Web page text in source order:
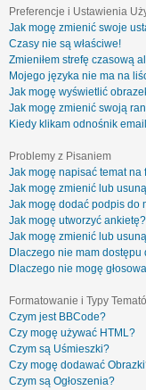
Preferencje i Ustawienia
Jak mogę zmienić swoje
Czasy nie są właściwe!
Zmieniłem strefę czasową
Mojego języka nie ma na
Jak mogę wyświetlić
Jak mogę zmienić swoją
Kiedy klikam odnośnik
Problemy z Pisaniem
Jak mogę napisać temat na
Jak mogę zmienić lub
Jak mogę dodać podpis do
Jak mogę utworzyć ankietę?
Jak mogę zmienić lub
Dlaczego nie mam dostępu
Dlaczego nie mogę
Formatowanie i Typy
Czym jest BBCode?
Czy mogę używać HTML?
Czym są Uśmieszki?
Czy mogę dodawać
Czym są Ogłoszenia?